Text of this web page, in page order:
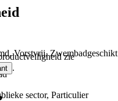
Vorstvrij, Zwembadgeschikt
sector, Particulier
zie
.